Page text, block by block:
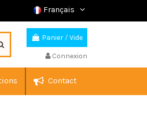
Français
Panier /Vide
Connexion
Contact